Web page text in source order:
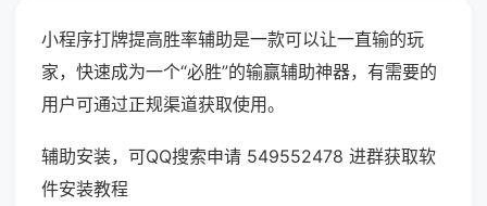
小程序打牌提高胜率辅助是一款可以让一直输的玩
家，快速成为一个“必胜”的输赢辅助神器，有需要的
用户可通过正规渠道获取使用。
辅助安装，可QQ搜索申请 549552478 进群获取软
件安装教程